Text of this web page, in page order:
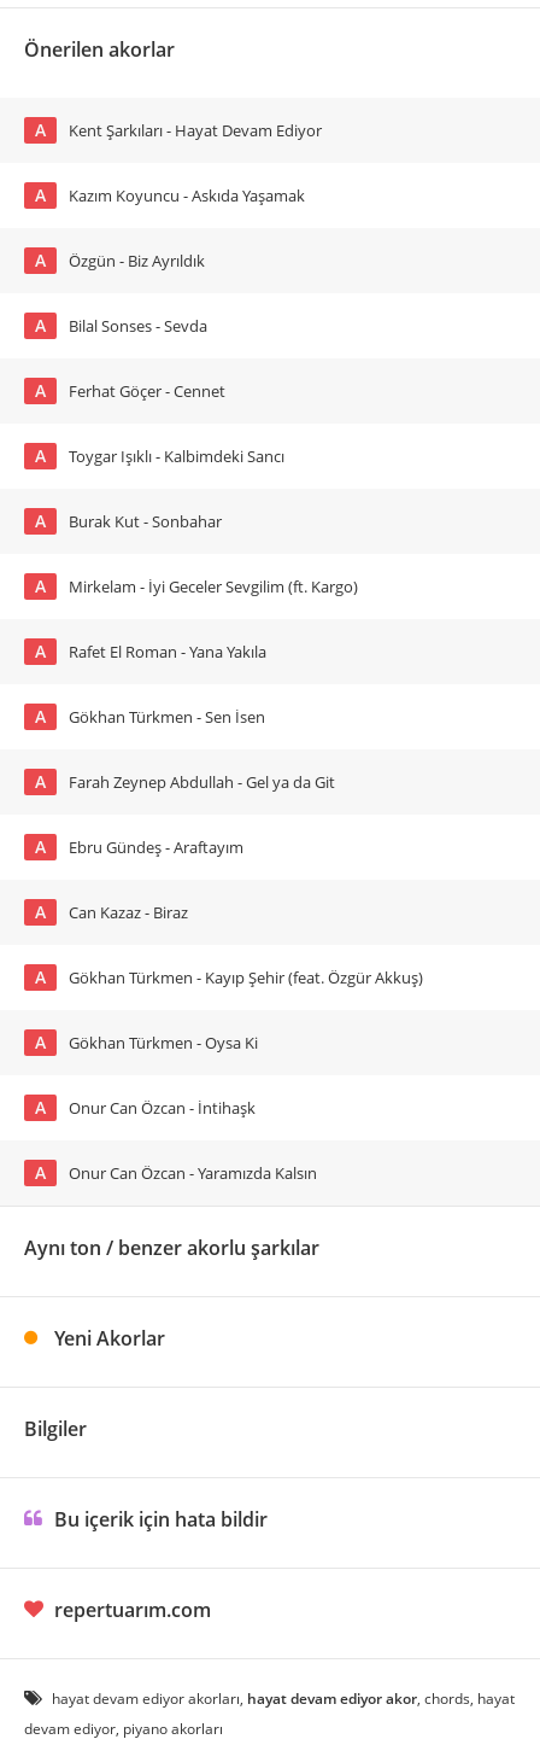
Önerilen akorlar
A Kent Şarkıları - Hayat Devam Ediyor
A Kazım Koyuncu - Askıda Yaşamak
A Özgün - Biz Ayrıldık
A Bilal Sonses - Sevda
A Ferhat Göçer - Cennet
A Toygar Işıklı - Kalbimdeki Sancı
A Burak Kut - Sonbahar
A Mirkelam - İyi Geceler Sevgilim (ft. Kargo)
A Rafet El Roman - Yana Yakıla
A Gökhan Türkmen - Sen İsen
A Farah Zeynep Abdullah - Gel ya da Git
A Ebru Gündeş - Araftayım
A Can Kazaz - Biraz
A Gökhan Türkmen - Kayıp Şehir (feat. Özgür Akkuş)
A Gökhan Türkmen - Oysa Ki
A Onur Can Özcan - İntihaşk
A Onur Can Özcan - Yaramızda Kalsın
Aynı ton / benzer akorlu şarkılar
Yeni Akorlar
Bilgiler
Bu içerik için hata bildir
repertuarım.com
hayat devam ediyor akorları, hayat devam ediyor akor, chords, hayat
devam ediyor, piyano akorları